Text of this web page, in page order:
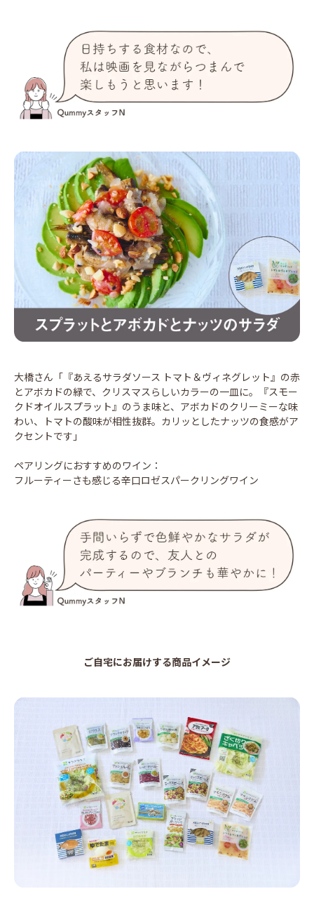
大橋さん「『あえるサラダソース トマト＆ヴィネグレット』の赤
とアボカドの緑で、クリスマスらしいカラーの一皿に。『スモー
クドオイルスプラット』のうま味と、アボカドのクリーミーな味
わい、トマトの酸味が相性抜群。カリッとしたナッツの食感がア
クセントです」
ペアリングにおすすめのワイン：
フルーティーさも感じる辛口ロゼスパークリングワイン
ご自宅にお届けする商品イメージ